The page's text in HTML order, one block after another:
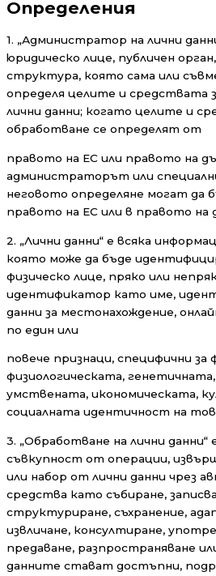
Определения
1. „Администратор на лични
юридическо лице, публичен
структура, която сама или
определя целите и средствата
лични данни; когато целите и
обработване се определят от
правото на ЕС или правото на
администраторът или
неговото определяне могат да
правото на ЕС или в правото на
2. „Лични данни“ е всяка
която може да бъде
физическо лице, пряко или
идентификатор като име,
данни за местонахождение,
по един или
повече признаци, специфични за
физиологическата,
умствената, икономическата,
социалната идентичност на
3. „Обработване на лични данни“
съвкупност от операции,
или набор от лични данни чрез
средства като събиране,
структуриране, съхранение,
извличане, консултиране,
предаване, разпространяване
данните стават достъпни,